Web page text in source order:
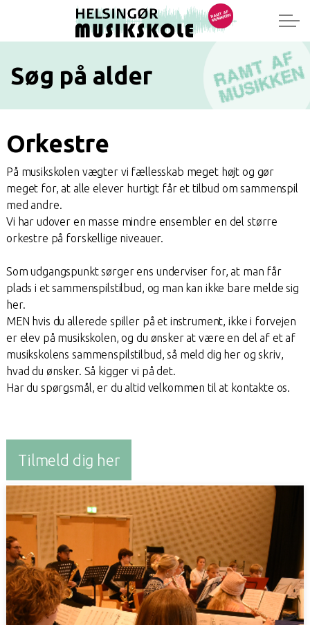
Søg på alder
Orkestre
På musikskolen vægter vi fællesskab meget højt og gør
meget for, at alle elever hurtigt får et tilbud om sammenspil
med andre.
Vi har udover en masse mindre ensembler en del større
orkestre på forskellige niveauer.
Som udgangspunkt sørger ens underviser for, at man får
plads i et sammenspilstilbud, og man kan ikke bare melde sig
her.
MEN hvis du allerede spiller på et instrument, ikke i forvejen
er elev på musikskolen, og du ønsker at være en del af et af
musikskolens sammenspilstilbud, så meld dig her og skriv,
hvad du ønsker. Så kigger vi på det.
Har du spørgsmål, er du altid velkommen til at kontakte os.
Tilmeld dig her